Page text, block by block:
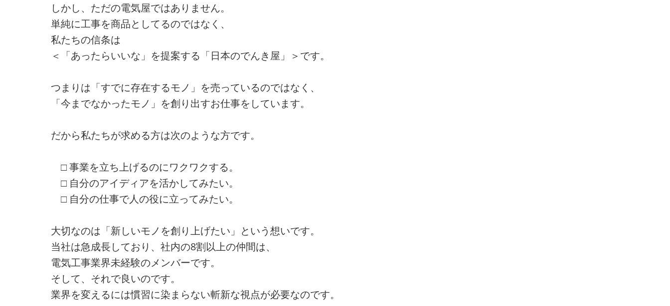
しかし、ただの電気屋ではありません。
単純に工事を商品としてるのではなく、
私たちの信条は
＜「あったらいいな」を提案する「日本のでんき屋」＞です。
つまりは「すでに存在するモノ」を売っているのではなく、
「今までなかったモノ」を創り出すお仕事をしています。
だから私たちが求める方は次のような方です。
□ 事業を立ち上げるのにワクワクする。
□ 自分のアイディアを活かしてみたい。
□ 自分の仕事で人の役に立ってみたい。
大切なのは「新しいモノを創り上げたい」という想いです。
当社は急成長しており、社内の8割以上の仲間は、
電気工事業界未経験のメンバーです。
そして、それで良いのです。
業界を変えるには慣習に染まらない斬新な視点が必要なのです。